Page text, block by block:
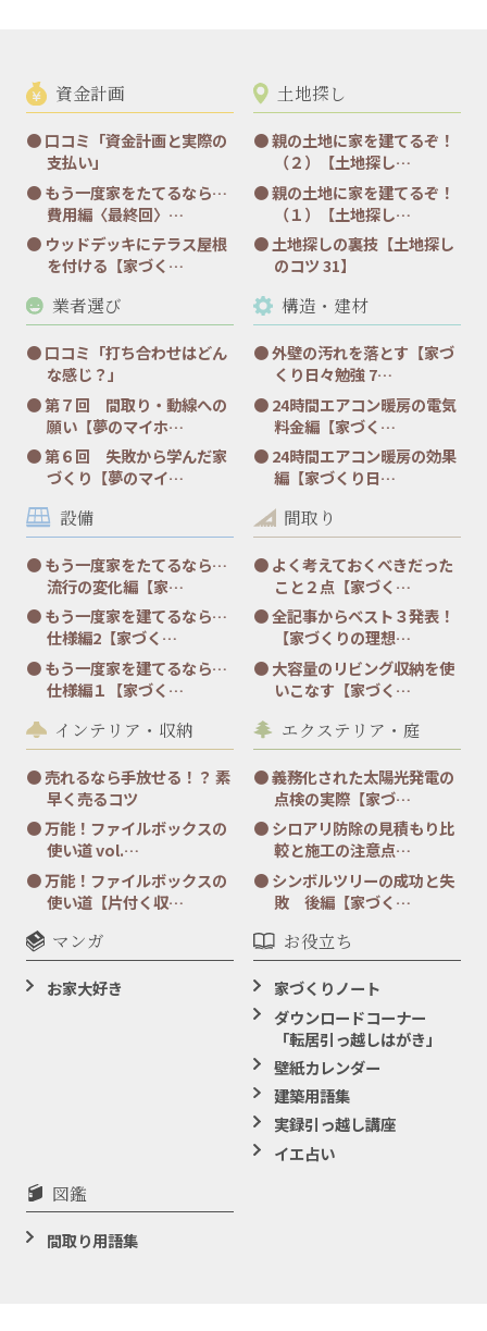
資金計画
口コミ「資金計画と実際の
支払い」
もう一度家をたてるなら…
費用編〈最終回〉…
ウッドデッキにテラス屋根
を付ける【家づく…
土地探し
親の土地に家を建てるぞ！
（２）【土地探し…
親の土地に家を建てるぞ！
（１）【土地探し…
土地探しの裏技【土地探し
のコツ 31】
業者選び
口コミ「打ち合わせはどん
な感じ？」
第７回 間取り・動線への
願い【夢のマイホ…
第６回 失敗から学んだ家
づくり【夢のマイ…
構造・建材
外壁の汚れを落とす【家づ
くり日々勉強 7…
24時間エアコン暖房の電気
料金編【家づく…
24時間エアコン暖房の効果
編【家づくり日…
設備
もう一度家をたてるなら…
流行の変化編【家…
もう一度家を建てるなら…
仕様編2【家づく…
もう一度家を建てるなら…
仕様編１【家づく…
間取り
よく考えておくべきだった
こと２点【家づく…
全記事からベスト３発表！
【家づくりの理想…
大容量のリビング収納を使
いこなす【家づく…
インテリア・収納
売れるなら手放せる！？ 素
早く売るコツ
万能！ファイルボックスの
使い道 vol.…
万能！ファイルボックスの
使い道【片付く収…
エクステリア・庭
義務化された太陽光発電の
点検の実際【家づ…
シロアリ防除の見積もり比
較と施工の注意点…
シンボルツリーの成功と失
敗 後編【家づく…
マンガ
お家大好き
お役立ち
家づくりノート
ダウンロードコーナー
「転居引っ越しはがき」
壁紙カレンダー
建築用語集
実録引っ越し講座
イエ占い
図鑑
間取り用語集